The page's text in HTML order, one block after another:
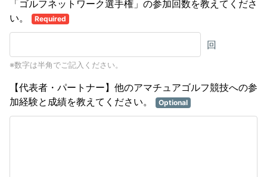
「ゴルフネットワーク選手権」の参加回数を教えてくださ
い。
Required
回
※数字は半角でご記入ください。
【代表者・パートナー】他のアマチュアゴルフ競技への参
加経験と成績を教えてください。
Optional